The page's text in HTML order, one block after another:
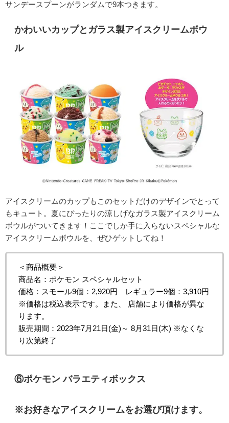
サンデースプーンがランダムで9本つきます。
かわいいカップと ガラス製アイスクリームボウ
ル
アイスクリームのカップもこのセットだけのデザインでとって
もキュート。夏にぴったりの涼しげなガラス製アイスクリーム
ボウルがついてきます！ここでしか手に入らないスペシャルな
アイスクリームボウルを、ぜひゲットしてね！
＜商品概要＞
商品名：ポケモン スペシャルセット
価格：スモール9個：2,920円 レギュラー9個：3,910円
※価格は税込表示です。また、 店舗により価格が異な
ります。
販売期間：2023年7月21日(金)～ 8月31日(木) ※なくな
り次第終了
⑥ポケモン バラエティボックス
※お好きなアイスクリームをお選び頂けます。